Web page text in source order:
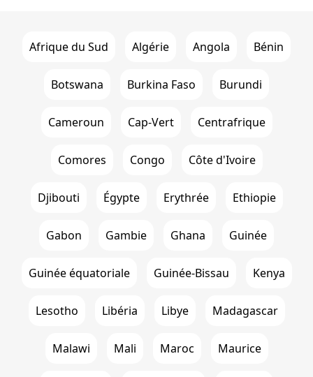
Afrique du Sud Algérie Angola Bénin
Botswana Burkina Faso Burundi
Cameroun Cap-Vert Centrafrique
Comores Congo Côte d'Ivoire
Djibouti Égypte Erythrée Ethiopie
Gabon Gambie Ghana Guinée
Guinée équatoriale Guinée-Bissau Kenya
Lesotho Libéria Libye Madagascar
Malawi Mali Maroc Maurice